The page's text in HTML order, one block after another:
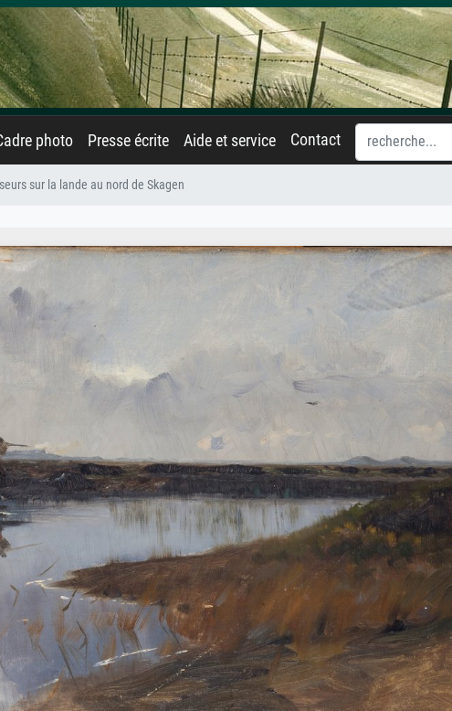
photo Presse écrite Aide et service Contact
sur la lande au nord de Skagen